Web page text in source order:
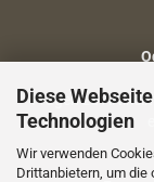
Diese
Technologien
Wir verwenden
Drittanbietern, um
Fragen zu